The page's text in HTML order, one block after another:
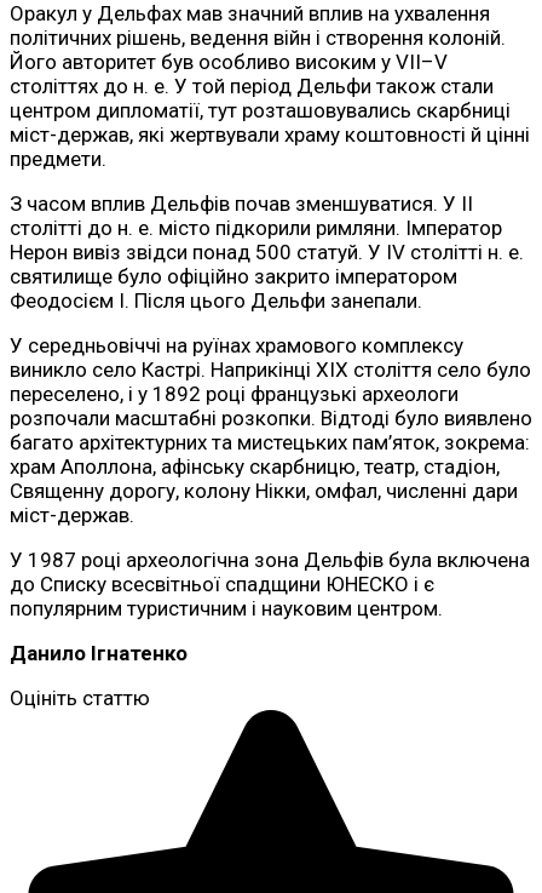
Оракул у Дельфах мав значний вплив на ухвалення
політичних рішень, ведення війн і створення колоній.
Його авторитет був особливо високим у VII–V
століттях до н. е. У той період Дельфи також стали
центром дипломатії, тут розташовувались скарбниці
міст-держав, які жертвували храму коштовності й цінні
предмети.
З часом вплив Дельфів почав зменшуватися. У II
столітті до н. е. місто підкорили римляни. Імператор
Нерон вивіз звідси понад 500 статуй. У IV столітті н. е.
святилище було офіційно закрито імператором
Феодосієм I. Після цього Дельфи занепали.
У середньовіччі на руїнах храмового комплексу
виникло село Кастрі. Наприкінці XIX століття село було
переселено, і у 1892 році французькі археологи
розпочали масштабні розкопки. Відтоді було виявлено
багато архітектурних та мистецьких пам’яток, зокрема:
храм Аполлона, афінську скарбницю, театр, стадіон,
Священну дорогу, колону Нікки, омфал, численні дари
міст-держав.
У 1987 році археологічна зона Дельфів була включена
до Списку всесвітньої спадщини ЮНЕСКО і є
популярним туристичним і науковим центром.
Данило Ігнатенко
Оцініть статтю